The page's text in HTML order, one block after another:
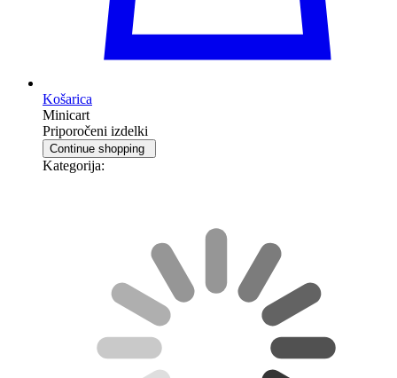
Košarica
Minicart
Priporočeni izdelki
Continue shopping
Kategorija: